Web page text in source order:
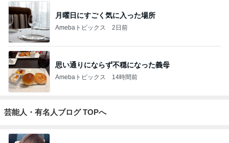
月曜日にすごく気に入った場所
Amebaトピックス 2日前
思い通りにならず不穏になった義母
Amebaトピックス 14時間前
芸能人・有名人ブログ TOPへ